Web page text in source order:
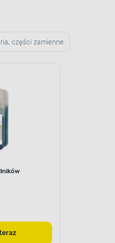
części zamienne
teraz